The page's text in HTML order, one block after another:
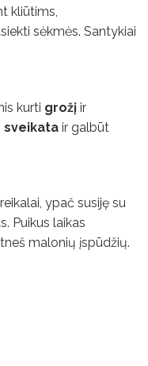
kliūtims,
sėkmės. Santykiai
kurti grožį ir
sveikata ir galbūt
ypač susiję su
Puikus laikas
malonių įspūdžių.